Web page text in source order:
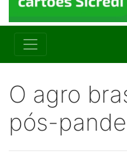
O agro
pós-